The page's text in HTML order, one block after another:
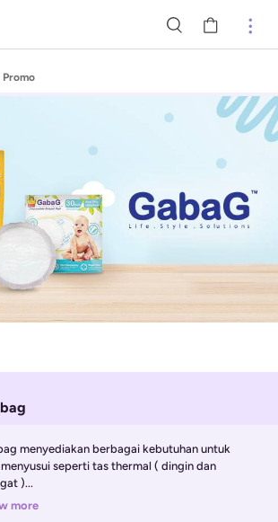
Promo
menyediakan berbagai kebutuhan untuk
seperti tas thermal ( dingin dan
)...
more